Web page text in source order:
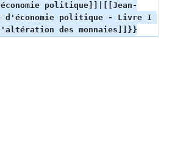
politique]]|[[Jean-
d'économie politique - Livre I
des monnaies]]}}